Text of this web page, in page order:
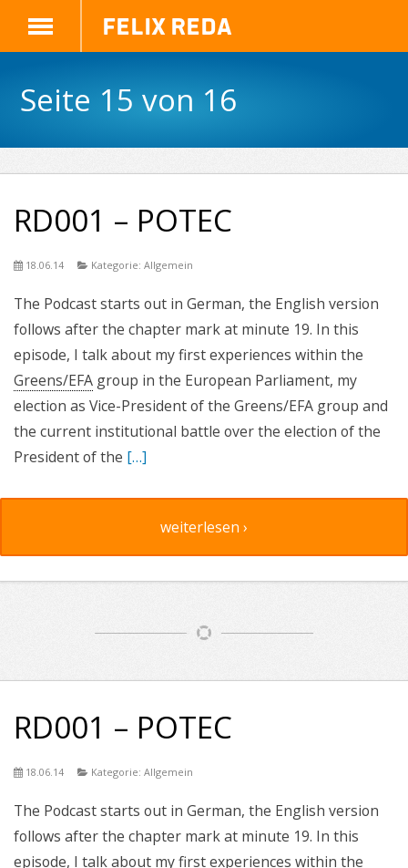
Felix Reda
Seite 15 von 16
RD001 – POTEC
18.06.14 Kategorie: Allgemein
The Podcast starts out in German, the English version
follows after the chapter mark at minute 19. In this
episode, I talk about my first experiences within the
Greens/EFA group in the European Parliament, my
election as Vice-President of the Greens/EFA group and
the current institutional battle over the election of the
President of the […]
weiterlesen ›
RD001 – POTEC
18.06.14 Kategorie: Allgemein
The Podcast starts out in German, the English version
follows after the chapter mark at minute 19. In this
episode, I talk about my first experiences within the